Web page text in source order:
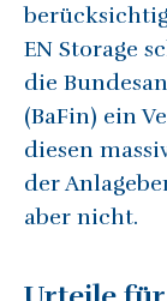
EN Storage
die
(BaFin) ein
diesen
der
aber nicht.